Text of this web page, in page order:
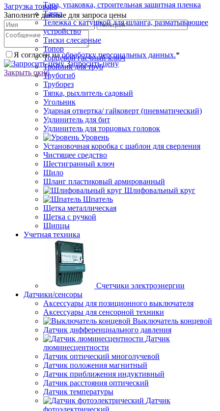
Тара, упаковка, строительная защитная пленка
Тачка
Тележка с катушкой для шланга, разматывающее
устройство
Тиски слесарные
Топор
Торцевой гаечный ключ
Тройник для труб
Трубогиб
Труборез
Тяпка, рыхлитель садовый
Угольник
Ударная отвертка/ гайковерт (пневматический)
Удлинитель для бит
Удлинитель для торцовых головок
Уровень
Установочная коробка с шаблон для сверления
Чистящее средство
Шестигранный ключ
Шило
Шланг пластиковый армированный
Шлифовальный круг
Шпатель
Щетка металлическая
Щетка с ручкой
Щипцы
Учетная техника
Счетчики электроэнергии
Датчики/сенсоры
Аксессуары для позиционного выключателя
Аксессуары для сенсорной техники
Выключатель концевой
Датчик дифференциального давления
Датчик
люминесцентности
Датчик оптический многолучевой
Датчик положения магнитный
Датчик приближения индуктивный
Датчик расстояния оптический
Датчик температуры
Датчик
фотоэлектрический
Загрузка товара
Заполните данные для запроса цены
Я согласен наобработку персональных данных.*
Запросить цену
Закрыть окно